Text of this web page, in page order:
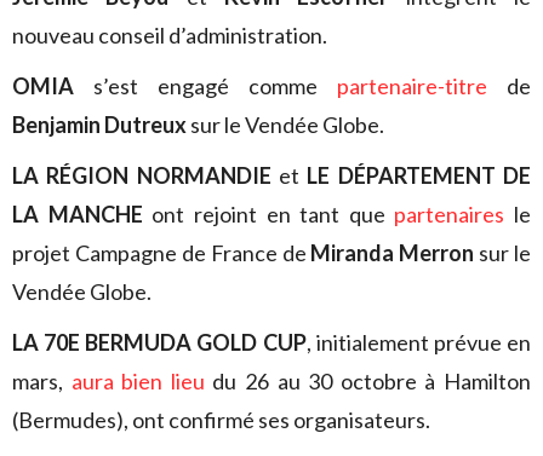
nouveau conseil d’administration.
OMIA s’est engagé comme partenaire-titre de
Benjamin Dutreuxsur le Vendée Globe.
LA RÉGION NORMANDIE et LE DÉPARTEMENT DE
LA MANCHE ont rejoint en tant que partenaires le
projet Campagne de France de Miranda Merron sur le
Vendée Globe.
LA 70E BERMUDA GOLD CUP, initialement prévue en
mars, aura bien lieu du 26 au 30 octobre à Hamilton
(Bermudes), ont confirmé ses organisateurs.